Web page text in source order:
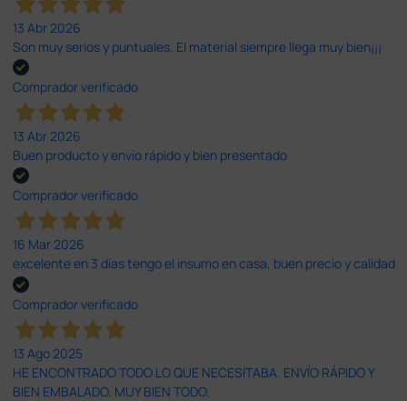
13 Abr 2026
Son muy serios y puntuales. El material siempre llega muy bien¡¡¡
Comprador verificado
13 Abr 2026
Buen producto y envío rápido y bien presentado
Comprador verificado
16 Mar 2026
excelente en 3 días tengo el insumo en casa, buen precio y calidad
Comprador verificado
13 Ago 2025
HE ENCONTRADO TODO LO QUE NECESITABA. ENVÍO RÁPIDO Y
BIEN EMBALADO. MUY BIEN TODO.